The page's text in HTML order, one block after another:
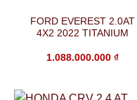
FORD EVEREST 2.0AT
4X2 2022 TITANIUM
1.088.000.000 ₫